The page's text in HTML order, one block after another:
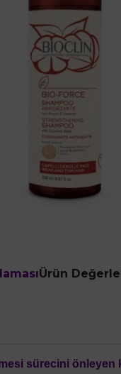
Ürün
sürecini önleyen